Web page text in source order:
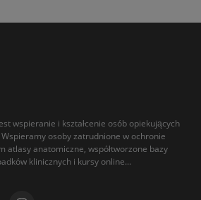
wspieranie i kształcenie osób opiekujących
osoby zatrudnione w ochronie
atlasy anatomiczne, współtworzone bazy
klinicznych i kursy online...